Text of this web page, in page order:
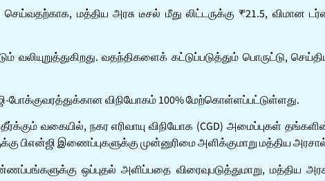
மத்திய அரசு டீசல் மீது லிட்டருக்கு ₹21.5, விமான
வதந்திகளைக் கட்டுப்படுத்தும் பொருட்டு,
போக்குவரத்துக்கான விநியோகம் 100% மேற்கொள்ளப்பட்டுள்ளது.
வகையில், நகர எரிவாயு விநியோக (CGD) அமைப்புகள்
பிஎன்ஜி இணைப்புகளுக்கு முன்னுரிமை அளிக்குமாறு மத்திய
ஒப்புதல் அளிப்பதை விரைவுபடுத்துமாறு, மத்திய